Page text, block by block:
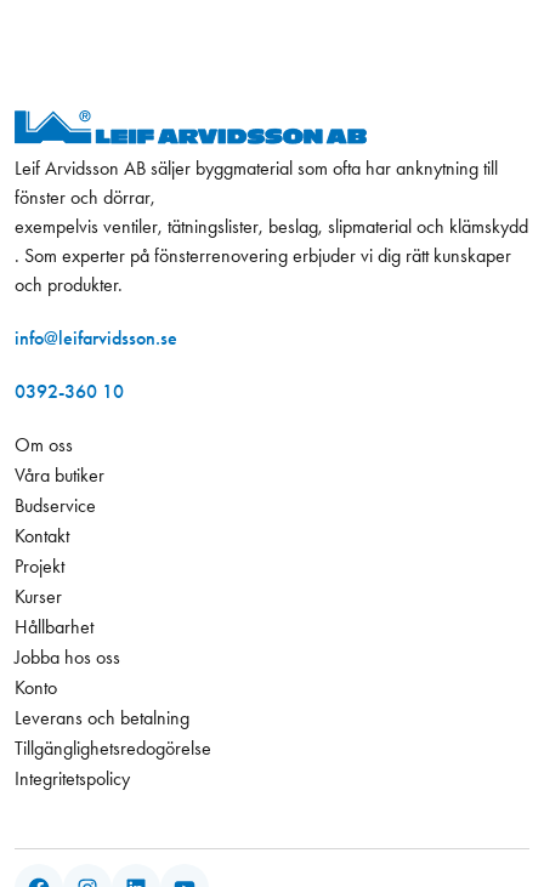
Leif Arvidsson AB säljer byggmaterial som ofta har anknytning till
fönster och dörrar,
exempelvis ventiler, tätningslister, beslag, slipmaterial och klämskydd
. Som experter på fönsterrenovering erbjuder vi dig rätt kunskaper
och produkter.
info@leifarvidsson.se
0392-360 10
Om oss
Våra butiker
Budservice
Kontakt
Projekt
Kurser
Hållbarhet
Jobba hos oss
Konto
Leverans och betalning
Tillgänglighetsredogörelse
Integritetspolicy